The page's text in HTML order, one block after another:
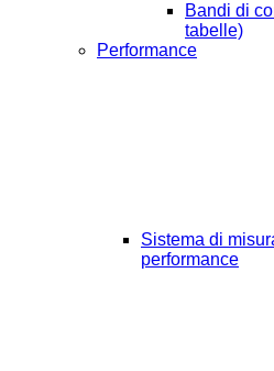
Bandi di
tabelle)
Performance
Sistema di
performance